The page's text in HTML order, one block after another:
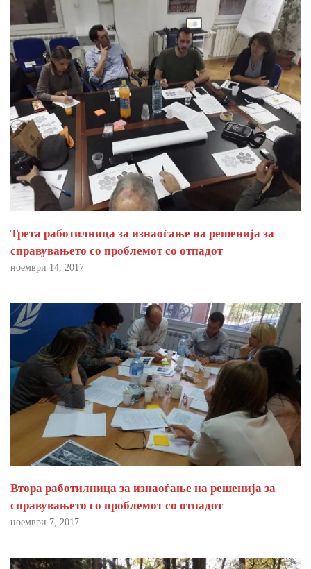
Трета работилница за изнаоѓање на решенија за
справувањето со проблемот со отпадот
ноември 14, 2017
Втора работилница за изнаоѓање на решенија за
справувањето со проблемот со отпадот
ноември 7, 2017